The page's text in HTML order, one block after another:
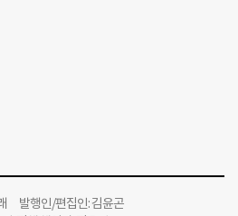
발행인/편집인: 김윤곤